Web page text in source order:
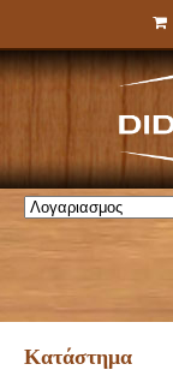
Κατάστημα